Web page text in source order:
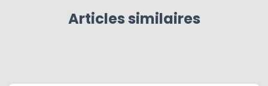
Articles similaires